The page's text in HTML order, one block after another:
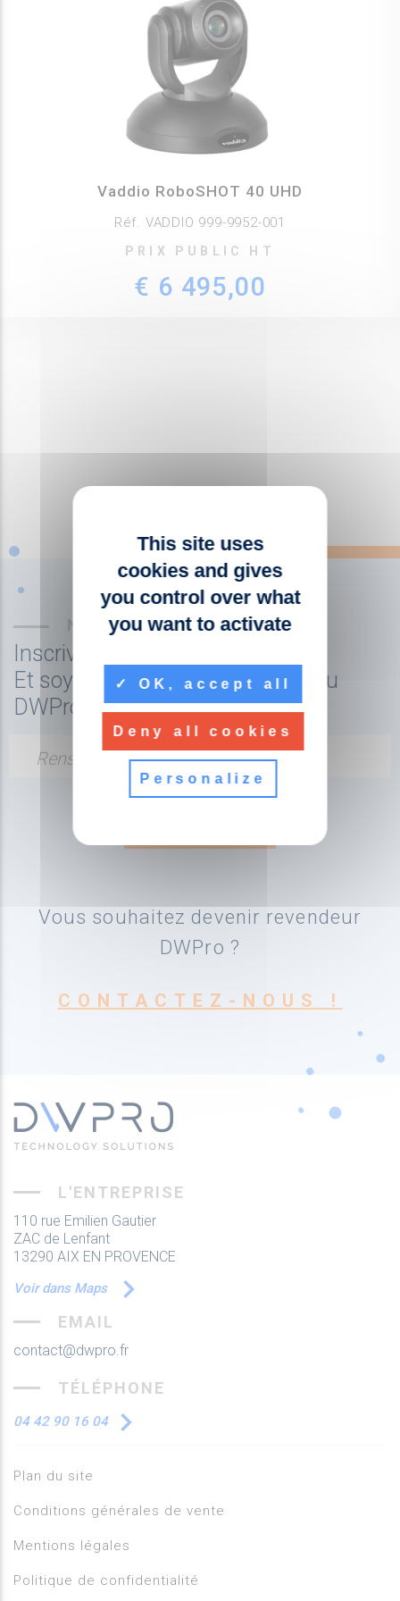
Vaddio RoboSHOT 40 UHD
Réf. VADDIO 999-9952-001
PRIX PUBLIC HT
€ 6 495,00
NEWSLETTER
Inscrivez-vous à la newsletter
Et soyez tenu au courant de l'actu
DWPro
Renseignez votre adresse email
Vous souhaitez devenir revendeur
DWPro ?
CONTACTEZ-NOUS !
L'ENTREPRISE
110 rue Emilien Gautier
ZAC de Lenfant
13290 AIX EN PROVENCE
Voir dans Maps
EMAIL
contact@dwpro.fr
TÉLÉPHONE
04 42 90 16 04
Plan du site
Conditions générales de vente
Mentions légales
Politique de confidentialité
This site uses
cookies and gives
you control over what
you want to activate
OK, accept all
Deny all cookies
Personalize